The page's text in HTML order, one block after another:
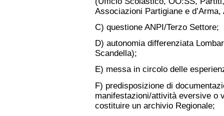
Associazioni Partigiane e
C) questione ANPI/Terzo Settore;
D) autonomia differenziata
Scandella);
E) messa in circolo delle
F) predisposizione di
manifestazioni/attività eversive o
costituire un archivio Regionale;